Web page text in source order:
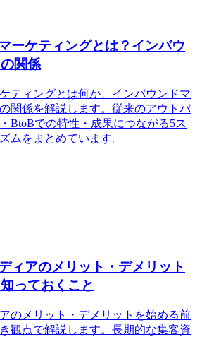
ーケティングとは？インバウ
関係
ティングとは何か、インバウンドマ
関係を解説します。従来のアウトバ
BtoBでの特性・成果につながる5ス
ムをまとめています。
ィアのメリット・デメリット
っておくこと
のメリット・デメリットを始める前
観点で解説します。長期的な集客資